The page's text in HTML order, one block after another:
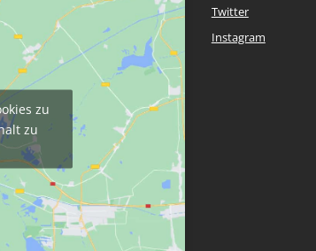
zu
zu
Twitter
Instagram